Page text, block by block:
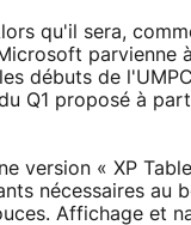
qu'il sera,
parvienne
débuts de
Q1 proposé à
version « XP
nécessaires au
Affichage et